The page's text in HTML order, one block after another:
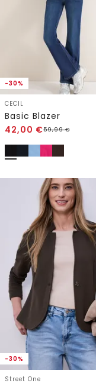
-30%
CECIL
Basic Blazer
42,00 €59,99€
-30%
Street One